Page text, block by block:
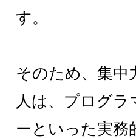
す。
そのため、集中
人は、プログラ
ーといった実務